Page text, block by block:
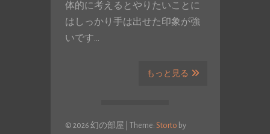
体的に考えるとやりたいことに
はしっかり手は出せた印象が強
いです…
もっと見る
© 2026 幻の部屋 Theme: Storto by